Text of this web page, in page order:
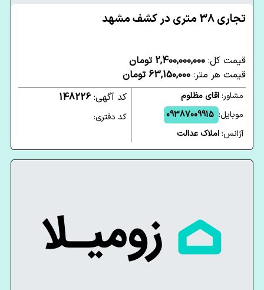
تجاری 38 متری در کشف مشهد
قیمت کل: 2,400,000,000 تومان
قیمت هر متر: 63,150,000 تومان
مشاور:اقای مظلوم
موبایل: 09387009915
آژانس:املاک عدالت
کد آگهی: 148226
کد دفتری: